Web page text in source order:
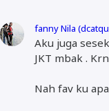
fanny Nila
Aku juga
JKT mbak .
Nah fav ku